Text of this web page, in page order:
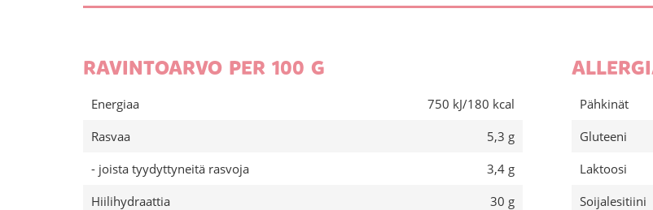
RAVINTOARVO PER 100 G
Energiaa
750 kJ/180 kcal
Rasvaa
5,3 g
- joista tyydyttyneitä rasvoja
3,4 g
Hiilihydraattia
30 g
Pähkinät
Gluteeni
Laktoosi
Soijalesitiini